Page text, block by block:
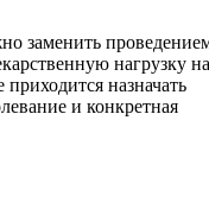
заменить
нагрузку
назначать
и конкретная